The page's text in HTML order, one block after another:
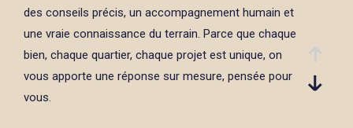
des conseils précis, un accompagnement humain et
une vraie connaissance du terrain. Parce que chaque
bien, chaque quartier, chaque projet est unique, on
vous apporte une réponse sur mesure, pensée pour
vous.